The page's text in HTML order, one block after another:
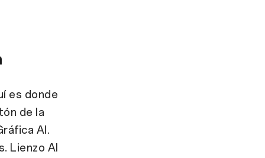
es donde
de la
AI.
Lienzo AI